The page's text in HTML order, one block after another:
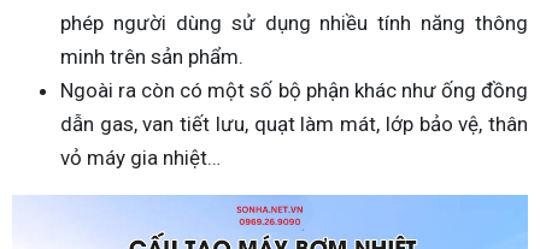
phép người dùng sử dụng nhiều tính năng thông
minh trên sản phẩm.
Ngoài ra còn có một số bộ phận khác như ống đồng
dẫn gas, van tiết lưu, quạt làm mát, lớp bảo vệ, thân
vỏ máy gia nhiệt…